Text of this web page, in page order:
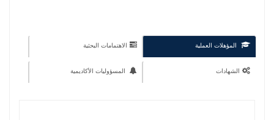
المؤهلات العملية الاهتمامات البحثية
الشهادات المسؤوليات الأكاديمية